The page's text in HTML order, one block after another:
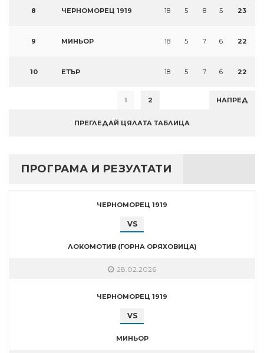
8 ЧЕРНОМОРЕЦ 1919 18 5 8 5 23
9 МИНЬОР 18 5 7 6 22
10 ЕТЪР 18 5 7 6 22
1 2 НАПРЕД
ПРЕГЛЕДАЙ ЦЯЛАТА ТАБЛИЦА
ПРОГРАМА И РЕЗУЛТАТИ
ЧЕРНОМОРЕЦ 1919
VS
ЛОКОМОТИВ (ГОРНА ОРЯХОВИЦА)
28.02.2026
ЧЕРНОМОРЕЦ 1919
VS
МИНЬОР